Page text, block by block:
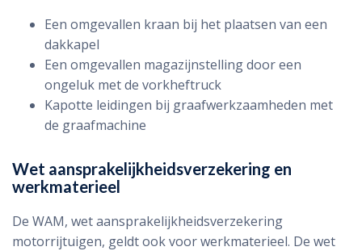
Een omgevallen kraan bij het plaatsen van een
dakkapel
Een omgevallen magazijnstelling door een
ongeluk met de vorkheftruck
Kapotte leidingen bij graafwerkzaamheden met
de graafmachine
Wet aansprakelijkheidsverzekering en
werkmaterieel
De WAM, wet aansprakelijkheidsverzekering
motorrijtuigen, geldt ook voor werkmaterieel. De wet